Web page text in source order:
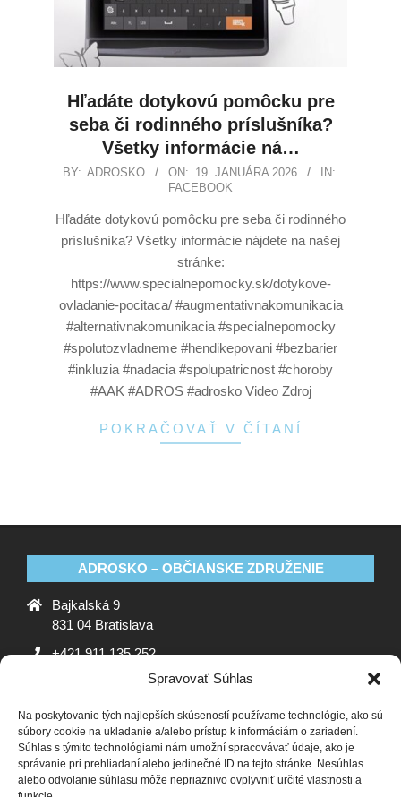
Spravovať Súhlas
Na poskytovanie tých najlepších skúseností používame technológie, ako sú
súbory cookie na ukladanie a/alebo prístup k informáciám o zariadení.
Súhlas s týmito technológiami nám umožní spracovávať údaje, ako je
správanie pri prehliadaní alebo jedinečné ID na tejto stránke. Nesúhlas
alebo odvolanie súhlasu môže nepriaznivo ovplyvniť určité vlastnosti a
Hľadáte dotykovú pomôcku pre
seba či rodinného príslušníka?
Všetky informácie ná…
BY: ADROSKO ON: 19. JANUÁRA 2026
IN:
FACEBOOK
Hľadáte dotykovú pomôcku pre seba či rodinného
príslušníka? Všetky informácie nájdete na našej
stránke:
https://www.specialnepomocky.sk/dotykove-
ovladanie-pocitaca/ #augmentativnakomunikacia
#alternativnakomunikacia #specialnepomocky
#spolutozvladneme #hendikepovani #bezbarier
#inkluzia #nadacia #spolupatricnost #choroby
#AAK #ADROS #adrosko Video Zdroj
POKRAČOVAŤ V ČÍTANÍ
ADROSKO – OBČIANSKE ZDRUŽENIE
Bajkalská 9
831 04 Bratislava
+421 911 135 252
ADROSKO
Stanovy OZ Ochrana osobných údajov
Zásady
používania súborov cookie (EÚ)
Vyhlásenie o ochrane